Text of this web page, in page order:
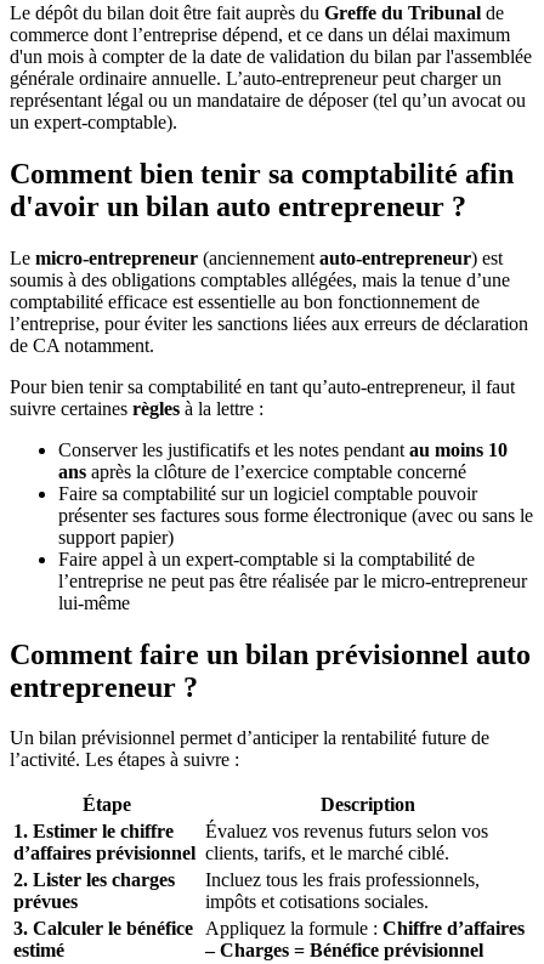
Le dépôt du bilan doit être fait auprès du Greffe du Tribunal de
commerce dont l’entreprise dépend, et ce dans un délai maximum
d'un mois à compter de la date de validation du bilan par l'assemblée
générale ordinaire annuelle. L’auto-entrepreneur peut charger un
représentant légal ou un mandataire de déposer (tel qu’un avocat ou
un expert-comptable).
Comment bien tenir sa comptabilité afin
d'avoir un bilan auto entrepreneur ?
Le micro-entrepreneur (anciennement auto-entrepreneur) est
soumis à des obligations comptables allégées, mais la tenue d’une
comptabilité efficace est essentielle au bon fonctionnement de
l’entreprise, pour éviter les sanctions liées aux erreurs de déclaration
de CA notamment.
Pour bien tenir sa comptabilité en tant qu’auto-entrepreneur, il faut
suivre certaines règles à la lettre :
Conserver les justificatifs et les notes pendant au moins 10
ans après la clôture de l’exercice comptable concerné
Faire sa comptabilité sur un logiciel comptable pouvoir
présenter ses factures sous forme électronique (avec ou sans le
support papier)
Faire appel à un expert-comptable si la comptabilité de
l’entreprise ne peut pas être réalisée par le micro-entrepreneur
lui-même
Comment faire un bilan prévisionnel auto
entrepreneur ?
Un bilan prévisionnel permet d’anticiper la rentabilité future de
l’activité. Les étapes à suivre :
Étape
Description
1. Estimer le chiffre
d’affaires prévisionnel
Évaluez vos revenus futurs selon vos
clients, tarifs, et le marché ciblé.
2. Lister les charges
prévues
Incluez tous les frais professionnels,
impôts et cotisations sociales.
3. Calculer le bénéfice
estimé
Appliquez la formule : Chiffre d’affaires
– Charges = Bénéfice prévisionnel